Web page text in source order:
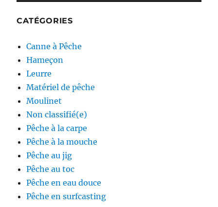
CATÉGORIES
Canne à Pêche
Hameçon
Leurre
Matériel de pêche
Moulinet
Non classifié(e)
Pêche à la carpe
Pêche à la mouche
Pêche au jig
Pêche au toc
Pêche en eau douce
Pêche en surfcasting